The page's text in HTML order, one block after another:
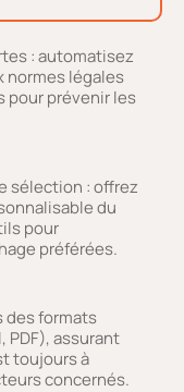
: automatisez
normes légales
pour prévenir les
sélection : offrez
du
pour
préférées.
des formats
PDF), assurant
toujours à
concernés.